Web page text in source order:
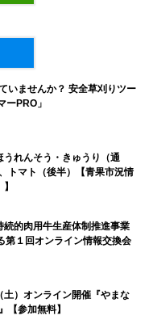
いませんか？ 安全草刈りツー
ーPRO」
れんそう・きゅうり（通
トマト（後半）【青果市況情
的肉用牛生産体制推進事業
第１回オンライン情報交換会
）オンライン開催『やまな
【参加無料】